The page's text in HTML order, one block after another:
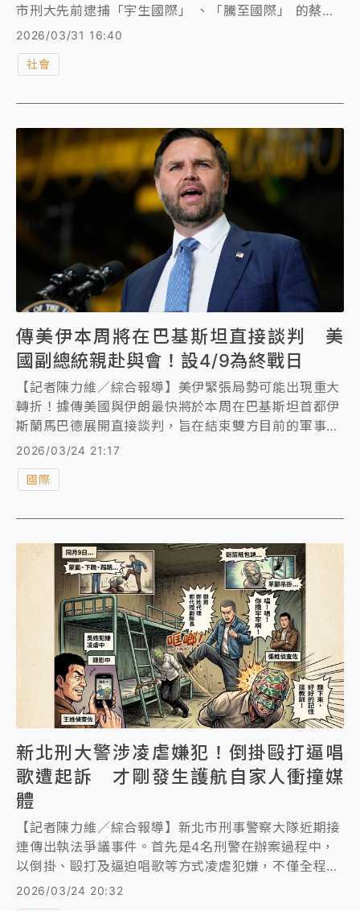
市刑大先前逮捕「宇生國際」 、「騰至國際」 的蔡
姓、許姓業者等人，但檢察官聲押後，法院裁定2人各
新北犯案，每月各拖吊逾40輛，烏來一名女車主拖吊不
元，共計7名民眾報案，初估集團獲利上百萬元。新北
警昨兵分多路拂曉出擊，逮捕主嫌許姓、蔡姓等8人，
警詢後依《刑法》恐嚇取財、強制、加重詐欺、《組織
犯罪條例》等罪嫌送辦，這回法院裁定許、蔡兩男收押
禁見，其餘共犯以1到10萬元不等金額交保。
2026/03/31 16:40
社會
傳美伊本周將在巴基斯坦直接談判 美
國副總統親赴與會！設4/9為終戰日
【記者陳力維／綜合報導】美伊緊張局勢可能出現重大
轉折！據傳美國與伊朗最快將於本周在巴基斯坦首都伊
斯蘭馬巴德展開直接談判，旨在結束雙方目前的軍事衝
突。在美國總統川普與巴基斯坦陸軍參謀長通話後，美
方預計將派出副總統范斯（JD Vance）與中東特使等
高層親赴巴國參與會談。此前有消息指出，伊朗最高領
判；川普為此更宣布將針對伊朗能源設施的空襲行動延
後5天。儘管伊朗官方對外否認接觸，但多方消息顯示
第三國的外交斡旋正積極進行中。
2026/03/24 21:17
國際
新北刑大警涉凌虐嫌犯！倒掛毆打逼唱
歌遭起訴 才剛發生護航自家人衝撞媒
體
【記者陳力維／綜合報導】新北市刑事警察大隊近期接
連傳出執法爭議事件。首先是4名刑警在辦案過程中，
以倒掛、毆打及逼迫唱歌等方式凌虐犯嫌，不僅全程錄
影取樂，更遭檢方依凌虐人犯罪嫌起訴並建請重判。此
2026/03/24 20:32